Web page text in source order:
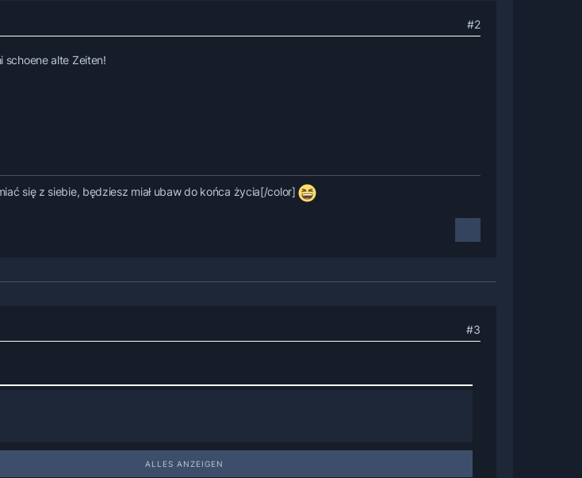
#2
schoene alte Zeiten!
się z siebie, będziesz miał ubaw do końca życia[/color]
#3
ALLES ANZEIGEN